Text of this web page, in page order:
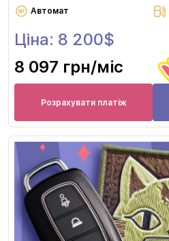
Автомат
Ціна: 8 200$
8 097 грн/міс
Розрахувати платіж